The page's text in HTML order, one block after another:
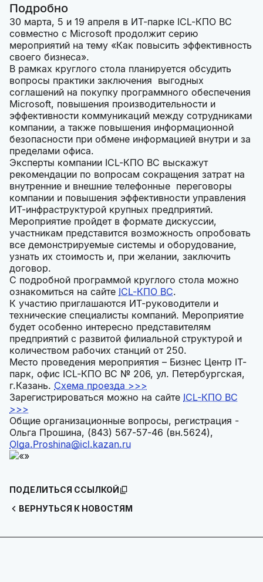
Подробно
30 марта, 5 и 19 апреля в ИТ-парке ICL-КПО ВС
совместно с Microsoft продолжит серию
мероприятий на тему «Как повысить эффективность
своего бизнеса».
В рамках круглого стола планируется обсудить
вопросы практики заключения выгодных
соглашений на покупку программного обеспечения
Microsoft, повышения производительности и
эффективности коммуникаций между сотрудниками
компании, а также повышения информационной
безопасности при обмене информацией внутри и за
пределами офиса.
Эксперты компании ICL-КПО ВС выскажут
рекомендации по вопросам сокращения затрат на
внутренние и внешние телефонные переговоры
компании и повышения эффективности управления
ИТ-инфраструктурой крупных предприятий.
Мероприятие пройдет в формате дискуссии,
участникам представится возможность опробовать
все демонстрируемые системы и оборудование,
узнать их стоимость и, при желании, заключить
договор.
С подробной программой круглого стола можно
ознакомиться на сайте ICL-КПО ВС.
К участию приглашаются ИТ-руководители и
технические специалисты компаний. Мероприятие
будет особенно интересно представителям
предприятий с развитой филиальной структурой и
количеством рабочих станций от 250.
Место проведения мероприятия – Бизнес Центр IT-
парк, офис ICL-КПО ВС № 206, ул. Петербургская,
г.Казань. Схема проезда >>>
Зарегистрироваться можно на сайте ICL-КПО ВС
>>>
Общие организационные вопросы, регистрация -
Ольга Прошина, (843) 567-57-46 (вн.5624),
Olga.Proshina@icl.kazan.ru
ВЕРНУТЬСЯ К НОВОСТЯМ
ПОДЕЛИТЬСЯ ССЫЛКОЙ